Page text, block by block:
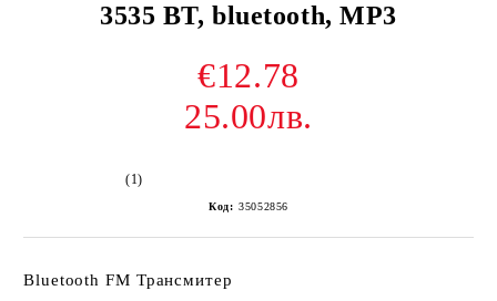
3535 BT, bluetooth, MP3
€12.78
25.00лв.
(1)
Код: 35052856
Bluetooth FM Трансмитер